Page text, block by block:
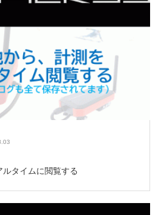
タイムに閲覧する